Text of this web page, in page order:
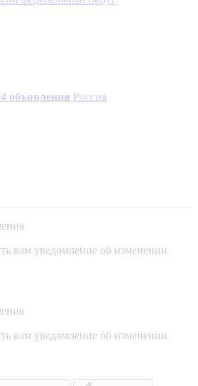
объявления Россия
вам уведомление об изменении
вам уведомление об изменении